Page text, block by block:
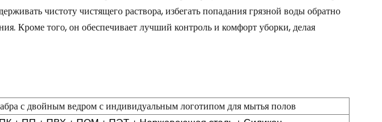
чистоту чистящего раствора, избегать попадания грязной воды обратно
Кроме того, он обеспечивает лучший контроль и комфорт уборки, делая
с двойным ведром с индивидуальным логотипом для мытья полов